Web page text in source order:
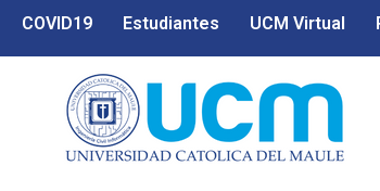
COVID19 Estudiantes UCM Virtual